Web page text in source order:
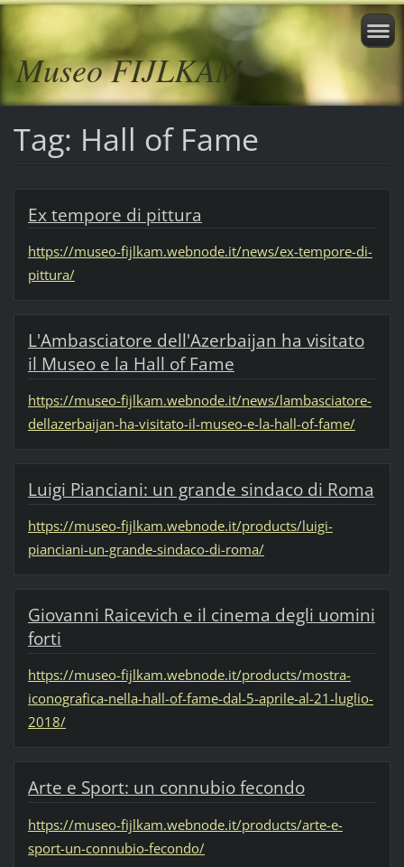
Museo FIJLKAM
Tag: Hall of Fame
Ex tempore di pittura
https://museo-fijlkam.webnode.it/news/ex-tempore-di-
pittura/
L'Ambasciatore dell'Azerbaijan ha visitato
il Museo e la Hall of Fame
https://museo-fijlkam.webnode.it/news/lambasciatore-
dellazerbaijan-ha-visitato-il-museo-e-la-hall-of-fame/
Luigi Pianciani: un grande sindaco di Roma
https://museo-fijlkam.webnode.it/products/luigi-
pianciani-un-grande-sindaco-di-roma/
Giovanni Raicevich e il cinema degli uomini
forti
https://museo-fijlkam.webnode.it/products/mostra-
iconografica-nella-hall-of-fame-dal-5-aprile-al-21-luglio-
2018/
Arte e Sport: un connubio fecondo
https://museo-fijlkam.webnode.it/products/arte-e-
sport-un-connubio-fecondo/